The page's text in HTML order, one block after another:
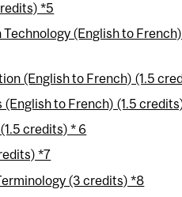
*5
(English to French)
(English to French) (1.5
to French) (1.5
credits) * 6
*7
(3 credits) *8